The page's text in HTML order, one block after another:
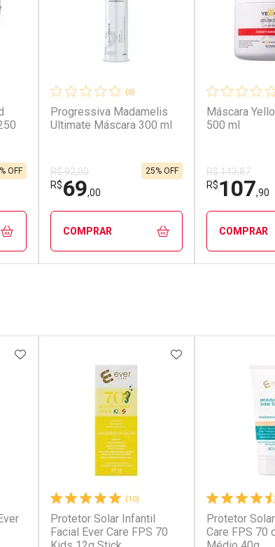
OFF
(0)
Progressiva Madamelis
Ultimate Máscara 300 ml
R$ 92,00
R$69,00
25% OFF
COMPRAR
Ativar Desconto
Máscara
500 ml
R$ 143,87
R$107,90
COMPRAR
Ativar
ADICIONAR AOS FAVORITOS
(10)
Protetor Solar Infantil
Facial Ever Care FPS 70
ADICIONAR AOS
Protetor
Care FPS 70